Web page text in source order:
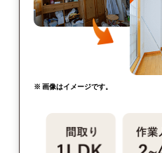
※ 画像はイメージです。